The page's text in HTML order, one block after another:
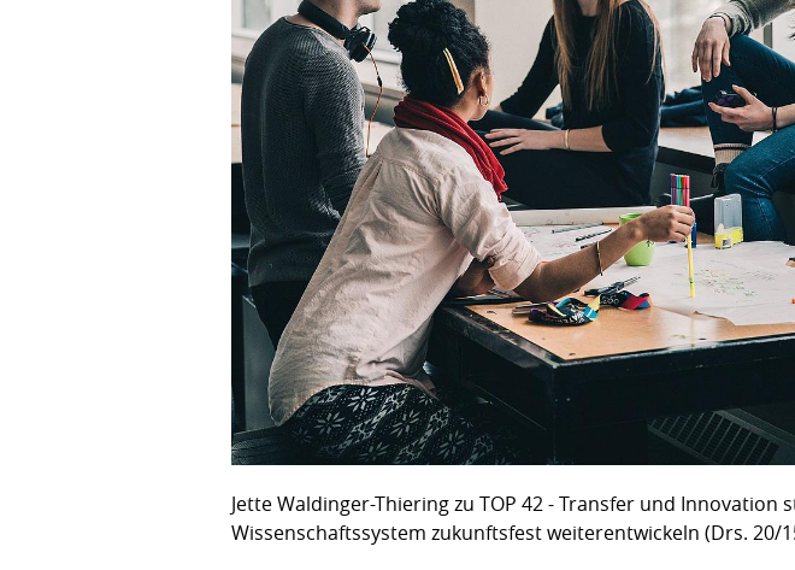
Jette Waldinger-Thiering zu TOP 42 - Transfer und
Wissenschaftssystem zukunftsfest weiterentwickeln (Drs. 20/